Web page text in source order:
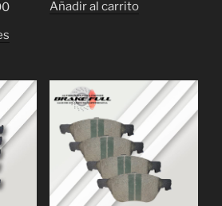
Rango
$ 100.800
hasta
$ 112.500
múltiples
variantes.
Las
opciones
Añadir al carrito